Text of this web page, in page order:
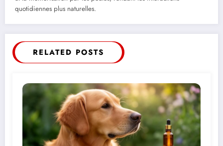
quotidiennes plus naturelles.
RELATED POSTS